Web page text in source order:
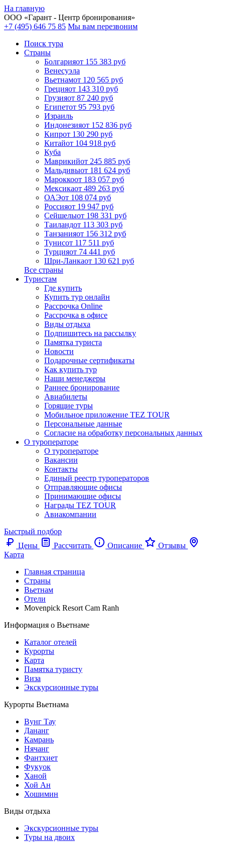
На главную
ООО «Гарант - Центр бронирования»
+7 (495) 646 75 85 Мы вам перезвоним
Поиск тура
Cтраны
Болгарияот 155 383 руб
Венесуэла
Вьетнамот 120 565 руб
Грецияот 143 310 руб
Грузияот 87 240 руб
Египетот 95 793 руб
Израиль
Индонезияот 152 836 руб
Кипрот 130 290 руб
Китайот 104 918 руб
Куба
Маврикийот 245 885 руб
Мальдивыот 181 624 руб
Мароккоот 183 057 руб
Мексикаот 489 263 руб
ОАЭот 108 074 руб
Россияот 19 947 руб
Сейшелыот 198 331 руб
Таиландот 113 303 руб
Танзанияот 156 312 руб
Тунисот 117 511 руб
Турцияот 74 441 руб
Шри-Ланкаот 130 621 руб
Все страны
Туристам
Где купить
Купить тур онлайн
Рассрочка Online
Рассрочка в офисе
Виды отдыха
Подпишитесь на рассылку
Памятка туриста
Новости
Подарочные сертификаты
Как купить тур
Наши менеджеры
Раннее бронирование
Авиабилеты
Горящие туры
Мобильное приложение TEZ TOUR
Персональные данные
Согласие на обработку персональных данных
О туроператоре
О туроператоре
Вакансии
Контакты
Единый реестр туроператоров
Отправляющие офисы
Принимающие офисы
Награды TEZ TOUR
Авиакомпании
Быстрый подбор
Цены
Рассчитать Описание
Отзывы
Карта
Главная страница
Cтраны
Вьетнам
Отели
Movenpick Resort Cam Ranh
Информация о Вьетнаме
Каталог отелей
Курорты
Карта
Памятка туристу
Виза
Экскурсионные туры
Курорты Вьетнама
Вунг Тау
Дананг
Камрань
Нячанг
Фантхиет
Фукуок
Ханой
Хой Ан
Хошимин
Виды отдыха
Экскурсионные туры
Туры на двоих